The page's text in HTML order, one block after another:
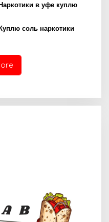
в уфе куплю
соль наркотики